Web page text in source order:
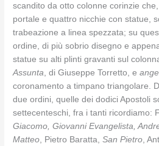
scandito da otto colonne corinzie
portale e quattro nicchie con statue,
trabeazione a linea spezzata; su
ordine, di più sobrio disegno e
statue su alti plinti gravanti sul
Assunta , di Giuseppe Torretto, e
coronamento a timpano triangolare.
due ordini, quelle dei dodici Apostoli
settecenteschi, fra i tanti ricordiamo:
Giacomo, Giovanni Evangelista,
Matteo , Pietro Baratta,San Pietro ,